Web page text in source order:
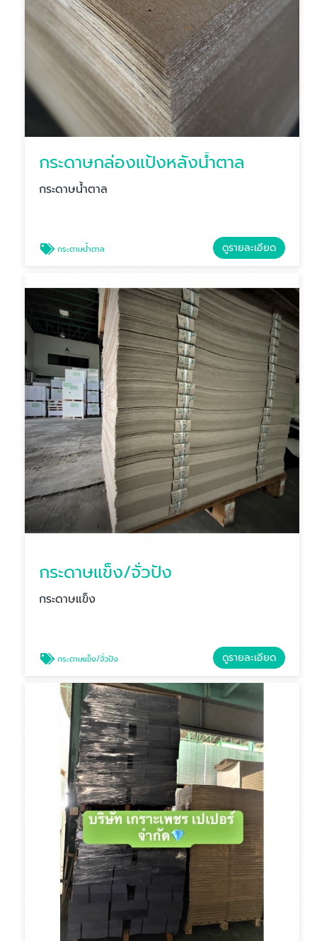
กระดาษกล่องแป้งหลังน้ำตาล
กระดาษน้ำตาล
กระดาษน้ำตาล ดูรายละเอียด
กระดาษแข็ง/จั่วปัง
กระดาษแข็ง
กระดาษแข็ง/จั่วปัง ดูรายละเอียด